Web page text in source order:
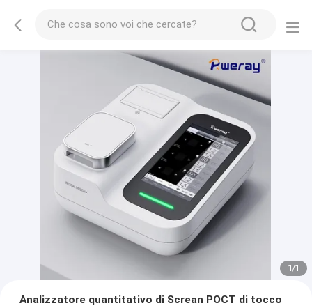
1/1
Analizzatore quantitativo di Screan POCT di tocco